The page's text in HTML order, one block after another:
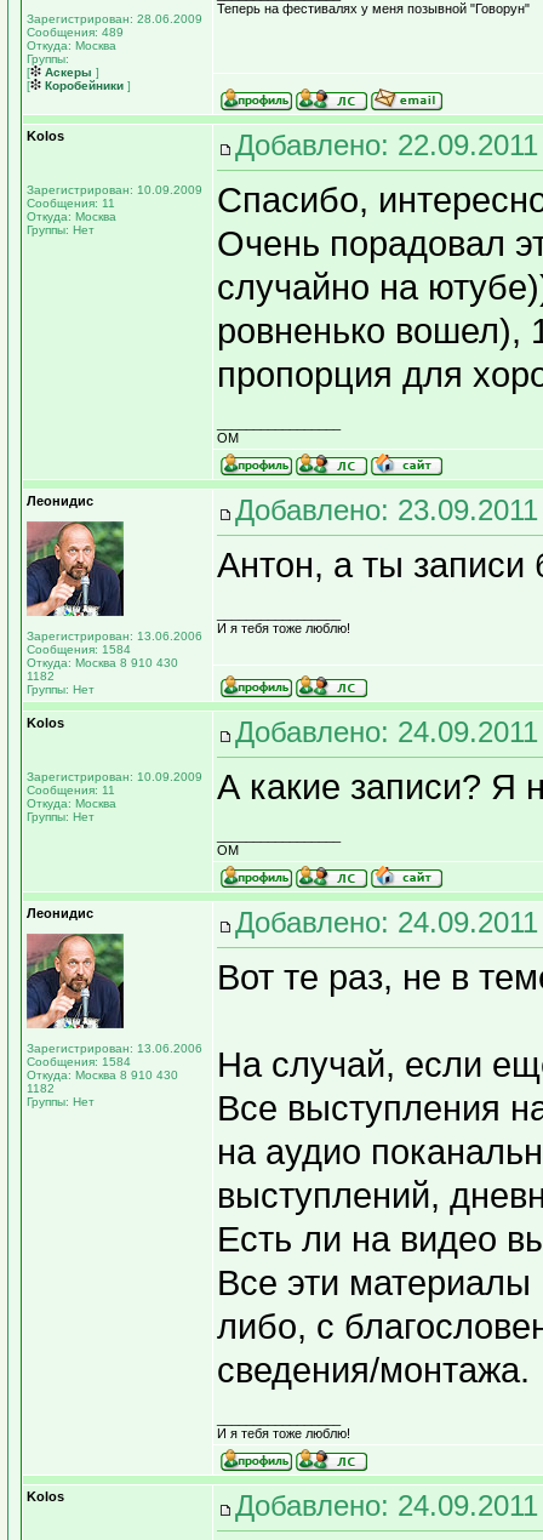
Зарегистрирован: 28.06.2009
Сообщения: 489
Откуда: Москва
Группы:
[
Аскеры ]
[
Коробейники ]
Теперь на фестивалях у меня позывной "Говорун"
Kolos
Зарегистрирован: 10.09.2009
Сообщения: 11
Откуда: Москва
Группы: Нет
Добавлено:
Спасибо,
Очень порадовал
случайно на
ровненько вошел),
пропорция для
OM
Леонидис
Зарегистрирован: 13.06.2006
Сообщения: 1584
Откуда: Москва 8 910 430
1182
Группы: Нет
Добавлено:
Антон, а ты записи
И я тебя тоже люблю!
Kolos
Зарегистрирован: 10.09.2009
Сообщения: 11
Откуда: Москва
Группы: Нет
Добавлено:
А какие записи? Я
OM
Леонидис
Зарегистрирован: 13.06.2006
Сообщения: 1584
Откуда: Москва 8 910 430
1182
Группы: Нет
Добавлено:
Вот те раз, не в
На случай, если
Все выступления
на аудио
выступлений,
Есть ли на видео
Все эти материалы
либо, с
сведения/монтажа.
И я тебя тоже люблю!
Kolos Добавлено: